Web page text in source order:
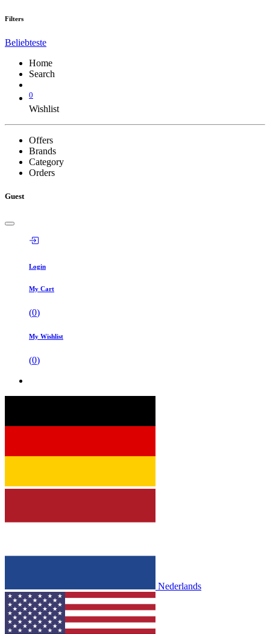
Filters
Beliebteste
Home
Search
0
Wishlist
Offers
Brands
Category
Orders
Guest
Login
My Cart
(0)
My Wishlist
(0)
Nederlands